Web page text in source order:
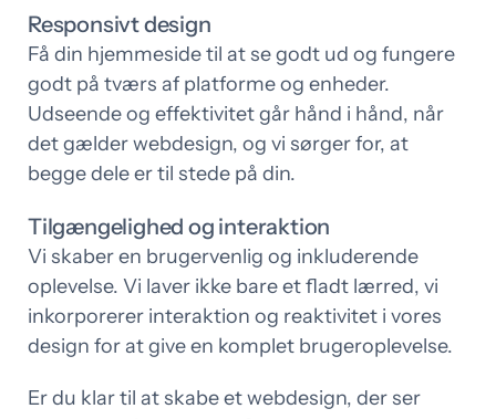
Responsivt design
Få din hjemmeside til at se godt ud og fungere
godt på tværs af platforme og enheder.
Udseende og effektivitet går hånd i hånd, når
det gælder webdesign, og vi sørger for, at
begge dele er til stede på din.
Tilgængelighed og interaktion
Vi skaber en brugervenlig og inkluderende
oplevelse. Vi laver ikke bare et fladt lærred, vi
inkorporerer interaktion og reaktivitet i vores
design for at give en komplet brugeroplevelse.
Er du klar til at skabe et webdesign, der ser